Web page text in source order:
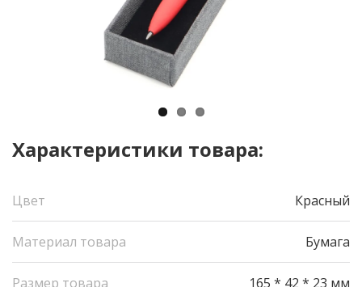
Характеристики товара:
Цвет Красный
Материал товара Бумага
Размер товара 165 * 42 * 23 мм